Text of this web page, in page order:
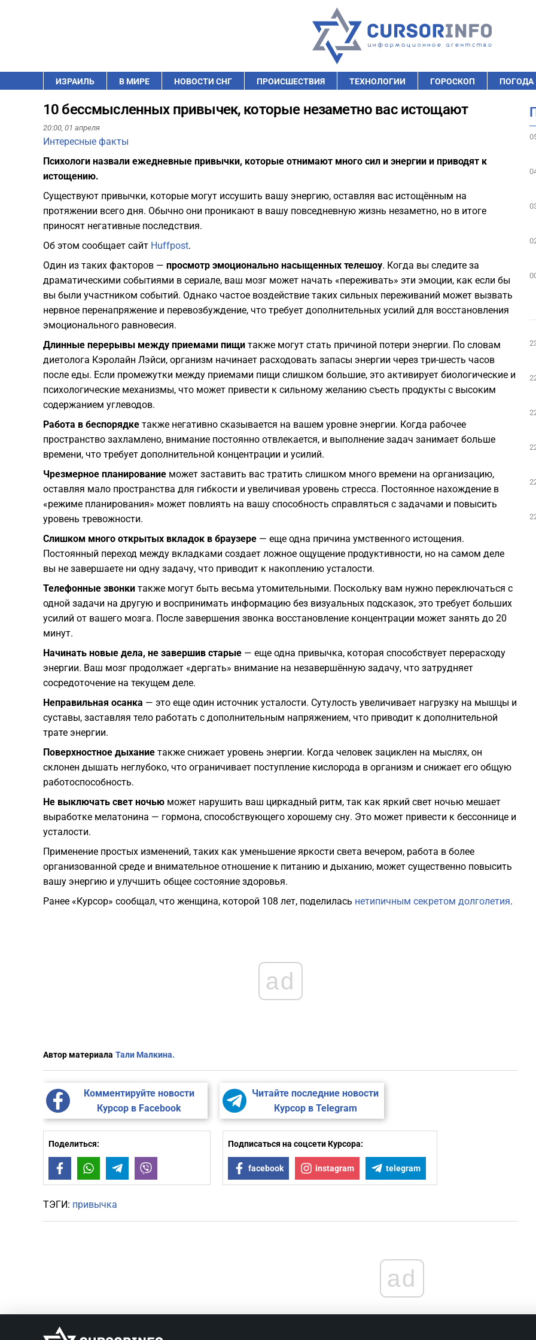
ИЗРАИЛЬ В МИРЕ НОВОСТИ СНГ ПРОИСШЕСТВИЯ ТЕХНОЛОГИИ ГОРОСКОП ПОГОДА
10 бессмысленных привычек, которые незаметно вас истощают
20:00, 01 апреля
Интересные факты
Психологи назвали ежедневные привычки, которые отнимают много сил и энергии и приводят к
истощению.
Существуют привычки, которые могут иссушить вашу энергию, оставляя вас истощённым на
протяжении всего дня. Обычно они проникают в вашу повседневную жизнь незаметно, но в итоге
приносят негативные последствия.
Об этом сообщает сайт Huffpost.
Один из таких факторов — просмотр эмоционально насыщенных телешоу. Когда вы следите за
драматическими событиями в сериале, ваш мозг может начать «переживать» эти эмоции, как если бы
вы были участником событий. Однако частое воздействие таких сильных переживаний может вызвать
нервное перенапряжение и перевозбуждение, что требует дополнительных усилий для восстановления
эмоционального равновесия.
Длинные перерывы между приемами пищи также могут стать причиной потери энергии. По словам
диетолога Кэролайн Лэйси, организм начинает расходовать запасы энергии через три-шесть часов
после еды. Если промежутки между приемами пищи слишком большие, это активирует биологические и
психологические механизмы, что может привести к сильному желанию съесть продукты с высоким
содержанием углеводов.
Работа в беспорядке также негативно сказывается на вашем уровне энергии. Когда рабочее
пространство захламлено, внимание постоянно отвлекается, и выполнение задач занимает больше
времени, что требует дополнительной концентрации и усилий.
Чрезмерное планирование может заставить вас тратить слишком много времени на организацию,
оставляя мало пространства для гибкости и увеличивая уровень стресса. Постоянное нахождение в
«режиме планирования» может повлиять на вашу способность справляться с задачами и повысить
уровень тревожности.
Слишком много открытых вкладок в браузере — еще одна причина умственного истощения.
Постоянный переход между вкладками создает ложное ощущение продуктивности, но на самом деле
вы не завершаете ни одну задачу, что приводит к накоплению усталости.
Телефонные звонки также могут быть весьма утомительными. Поскольку вам нужно переключаться с
одной задачи на другую и воспринимать информацию без визуальных подсказок, это требует больших
усилий от вашего мозга. После завершения звонка восстановление концентрации может занять до 20
минут.
Начинать новые дела, не завершив старые — еще одна привычка, которая способствует перерасходу
энергии. Ваш мозг продолжает «дергать» внимание на незавершённую задачу, что затрудняет
сосредоточение на текущем деле.
Неправильная осанка — это еще один источник усталости. Сутулость увеличивает нагрузку на мышцы и
суставы, заставляя тело работать с дополнительным напряжением, что приводит к дополнительной
трате энергии.
Поверхностное дыхание также снижает уровень энергии. Когда человек зациклен на мыслях, он
склонен дышать неглубоко, что ограничивает поступление кислорода в организм и снижает его общую
работоспособность.
Не выключать свет ночью может нарушить ваш циркадный ритм, так как яркий свет ночью мешает
выработке мелатонина — гормона, способствующего хорошему сну. Это может привести к бессоннице и
усталости.
Применение простых изменений, таких как уменьшение яркости света вечером, работа в более
организованной среде и внимательное отношение к питанию и дыханию, может существенно повысить
вашу энергию и улучшить общее состояние здоровья.
Ранее «Курсор» сообщал, что женщина, которой 108 лет, поделилась нетипичным секретом долголетия.
ad
Автор материала Тали Малкина.
Комментируйте новости
Курсор в Facebook
Читайте последние новости
Курсор в Telegram
Поделиться:
FacebookWhatsAppTelegram
Подписаться на соцсети Курсора:
facebook instagram telegram
ТЭГИ: привычка
ad